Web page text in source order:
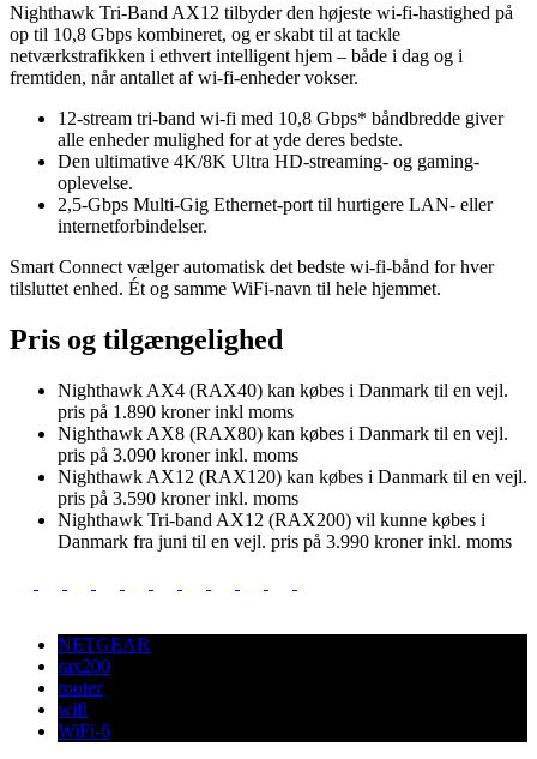
Nighthawk Tri-Band AX12 tilbyder den højeste wi-fi-hastighed på
op til 10,8 Gbps kombineret, og er skabt til at tackle
netværkstrafikken i ethvert intelligent hjem – både i dag og i
fremtiden, når antallet af wi-fi-enheder vokser.
12-stream tri-band wi-fi med 10,8 Gbps* båndbredde giver
alle enheder mulighed for at yde deres bedste.
Den ultimative 4K/8K Ultra HD-streaming- og gaming-
oplevelse.
2,5-Gbps Multi-Gig Ethernet-port til hurtigere LAN- eller
internetforbindelser.
Smart Connect vælger automatisk det bedste wi-fi-bånd for hver
tilsluttet enhed. Ét og samme WiFi-navn til hele hjemmet.
Pris og tilgængelighed
Nighthawk AX4 (RAX40) kan købes i Danmark til en vejl.
pris på 1.890 kroner inkl moms
Nighthawk AX8 (RAX80) kan købes i Danmark til en vejl.
pris på 3.090 kroner inkl. moms
Nighthawk AX12 (RAX120) kan købes i Danmark til en vejl.
pris på 3.590 kroner inkl. moms
Nighthawk Tri-band AX12 (RAX200) vil kunne købes i
Danmark fra juni til en vejl. pris på 3.990 kroner inkl. moms
NETGEAR
rax200
router
wifi
WiFi-6